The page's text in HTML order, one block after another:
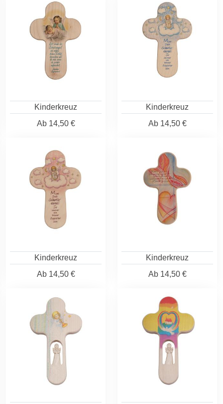
Kinderkreuz
Ab14,50 €
Kinderkreuz
Ab14,50 €
Kinderkreuz
Ab14,50 €
Kinderkreuz
Ab14,50 €